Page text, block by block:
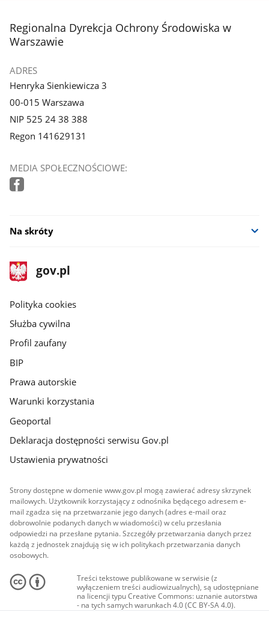
stopka
Regionalna Dyrekcja Ochrony Środowiska w
Warszawie
ADRES
Henryka Sienkiewicza 3
00-015 Warszawa
NIP 525 24 38 388
Regon 141629131
MEDIA SPOŁECZNOŚCIOWE:
Na skróty
stopka
gov.pl
Strona
gov.pl
gov.pl
Polityka cookies
Służba cywilna
Profil zaufany
BIP
Prawa autorskie
Warunki korzystania
Geoportal
Deklaracja dostępności serwisu Gov.pl
Ustawienia prywatności
Strony dostępne w domenie www.gov.pl mogą zawierać adresy skrzynek
mailowych. Użytkownik korzystający z odnośnika będącego adresem e-
mail zgadza się na przetwarzanie jego danych (adres e-mail oraz
dobrowolnie podanych danych w wiadomości) w celu przesłania
odpowiedzi na przesłane pytania. Szczegóły przetwarzania danych przez
każdą z jednostek znajdują się w ich politykach przetwarzania danych
osobowych.
Treści tekstowe publikowane w serwisie (z
wyłączeniem treści audiowizualnych), są udostępniane
na licencji typu Creative Commons: uznanie autorstwa
- na tych samych warunkach 4.0 (CC BY-SA 4.0).
Materiały audiowizualne, w tym zdjęcia, materiały